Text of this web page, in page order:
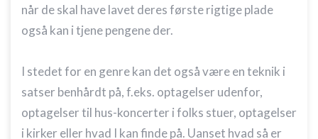
når de skal have lavet deres første rigtige plade
også kan i tjene pengene der.
I stedet for en genre kan det også være en teknik i
satser benhårdt på, f.eks. optagelser udenfor,
optagelser til hus-koncerter i folks stuer, optagelser
i kirker eller hvad I kan finde på. Uanset hvad så er